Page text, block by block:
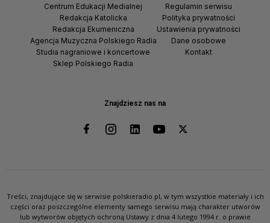
Znajdziesz nas na
Centrum Edukacji Medialnej
Redakcja Katolicka
Redakcja Ekumeniczna
Agencja Muzyczna Polskiego Radia
Studia nagraniowe i koncertowe
Sklep Polskiego Radia
Regulamin serwisu
Polityka prywatności
Ustawienia prywatności
Dane osobowe
Kontakt
Treści, znajdujące się w serwisie polskieradio.pl, w tym wszystkie materiały i ich
części oraz poszczególne elementy samego serwisu mają charakter utworów
lub wytworów objętych ochroną Ustawy z dnia 4 lutego 1994 r. o prawie